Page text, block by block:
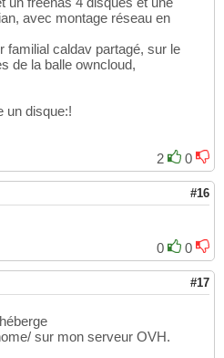
avec montage réseau en
familial caldav partagé, sur le
de la balle owncloud,
un disque:!
2
0
#16
0
0
#17
sur mon serveur OVH.